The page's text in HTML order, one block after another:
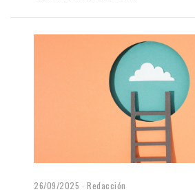
26/09/2025 Redacción